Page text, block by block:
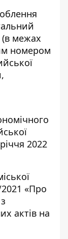
(в межах
номером
2022
«Про
актів на